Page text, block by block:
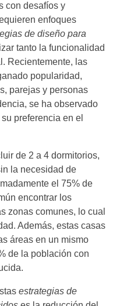
con desafíos y
enfoques
de diseño para
tanto la funcionalidad
Recientemente, las
popularidad,
parejas y personas
se ha observado
preferencia en el
de 2 a 4 dormitorios,
la necesidad de
el 75% de
encontrar los
zonas comunes, lo cual
Además, estas casas
áreas en un mismo
de la población con
estrategias de